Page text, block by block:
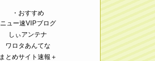
・おすすめ
ニュー速VIPブログ
しぃアンテナ
ワロタあんてな
まとめサイト速報＋